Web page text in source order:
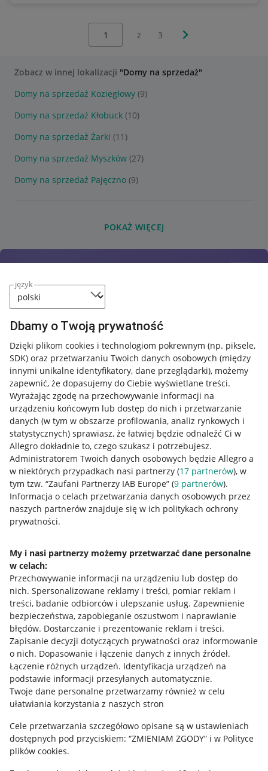
język
Dbamy o Twoją prywatność
Dzięki plikom cookies i technologiom pokrewnym (np. piksele,
SDK) oraz przetwarzaniu Twoich danych osobowych (między
innymi unikalne identyfikatory, dane przeglądarki), możemy
zapewnić, że dopasujemy do Ciebie wyświetlane treści.
Wyrażając zgodę na przechowywanie informacji na
urządzeniu końcowym lub dostęp do nich i przetwarzanie
danych (w tym w obszarze profilowania, analiz rynkowych i
statystycznych) sprawiasz, że łatwiej będzie odnaleźć Ci w
Allegro dokładnie to, czego szukasz i potrzebujesz.
Administratorem Twoich danych osobowych będzie Allegro a
w niektórych przypadkach nasi partnerzy (17 partnerów), w
tym tzw. “Zaufani Partnerzy IAB Europe” (9 partnerów).
Informacja o celach przetwarzania danych osobowych przez
naszych partnerów znajduje się w ich politykach ochrony
prywatności.
My i nasi partnerzy możemy przetwarzać dane personalne
w celach:
Przechowywanie informacji na urządzeniu lub dostęp do
nich. Spersonalizowane reklamy i treści, pomiar reklam i
treści, badanie odbiorców i ulepszanie usług. Zapewnienie
bezpieczeństwa, zapobieganie oszustwom i naprawianie
błędów. Dostarczanie i prezentowanie reklam i treści.
Zapisanie decyzji dotyczących prywatności oraz informowanie
o nich. Dopasowanie i łączenie danych z innych źródeł.
Łączenie różnych urządzeń. Identyfikacja urządzeń na
podstawie informacji przesyłanych automatycznie.
Twoje dane personalne przetwarzamy również w celu
ułatwiania korzystania z naszych stron
Cele przetwarzania szczegółowo opisane są w ustawieniach
dostępnych pod przyciskiem: “ZMIENIAM ZGODY” i w Polityce
plików cookies.
z 3 Następna strona
Zobacz w innej lokalizacji "Domy na sprzedaż"
Domy na sprzedaż Koziegłowy (9)
Domy na sprzedaż Kłobuck (10)
Domy na sprzedaż Żarki (11)
Domy na sprzedaż Myszków (27)
Domy na sprzedaż Pajęczno (9)
POKAŻ WIĘCEJ
Przydatne informacje
Jak to działa
Allegro Gadane dla sprzedających
Allegro Gadane dla kupujących
Mapa miejscowości
Informacje prawne
Regulamin
Polityka plików "cookies"
Ustawienia plików "cookies"
Udostępnianie lokalizacji
Informacje dla Aktu o Usługach Cyfrowych